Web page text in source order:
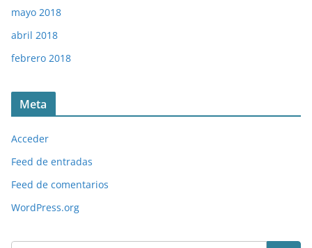
mayo 2018
abril 2018
febrero 2018
Meta
Acceder
Feed de entradas
Feed de comentarios
WordPress.org